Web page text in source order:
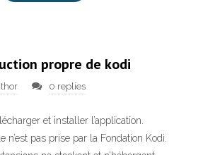
propre de kodi
0 replies
et installer l’application.
n’est pas prise par la Fondation Kodi.